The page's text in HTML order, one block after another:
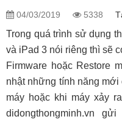
04/03/2019 5338
Trong quá trình sử dụng
và iPad 3 nói riêng thì sẽ
Firmware hoặc Restore
nhật những tính năng
máy hoặc khi máy xảy
didongthongminh.vn